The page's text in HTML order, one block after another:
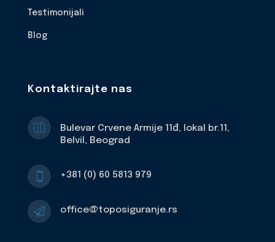
Testimonijali
Blog
Kontaktirajte nas

Bulevar Crvene Armije 11đ, lokal br.11,
Belvil, Beograd
 +381 (0) 60 5813 979
 office@toposiguranje.rs